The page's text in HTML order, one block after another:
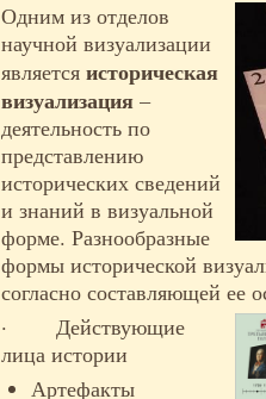
Одним из отделов
научной визуализации
является историческая
визуализация –
деятельность по
представлению
исторических сведений
и знаний в визуальной
форме. Разнообразные
формы исторической
согласно составляющей ее
· Действующие
лица истории
Артефакты